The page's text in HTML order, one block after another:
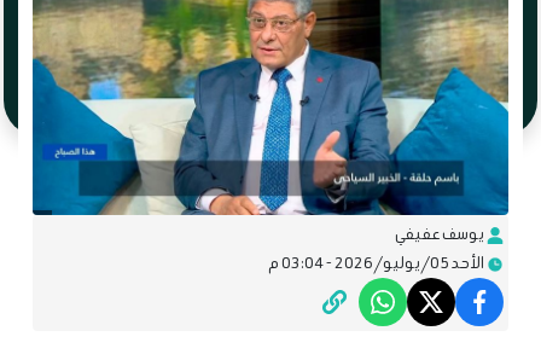
يوسف عفيفي
الأحد 05/يوليو/2026 - 03:04 م